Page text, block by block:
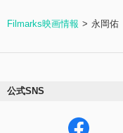
Filmarks映画情報 永岡佑
公式SNS